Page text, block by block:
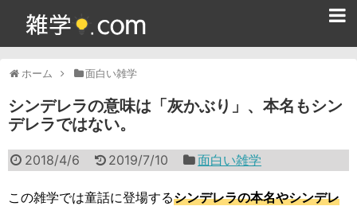
ホーム 面白い雑学
シンデレラの意味は「灰かぶり」、本名もシン
デレラではない。
2018/4/6 2019/7/10 面白い雑学
この雑学では童話に登場するシンデレラの本名やシンデレ
365日雑学カレンダー
面白い雑学
ためになる雑学